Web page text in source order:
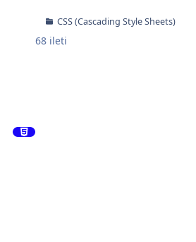
CSS (Cascading Style Sheets)
68 ileti